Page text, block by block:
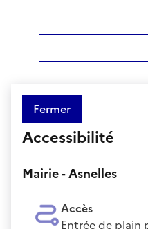
Fermer
Accessibilité
Mairie - Asnelles
Accès
Entrée de plain